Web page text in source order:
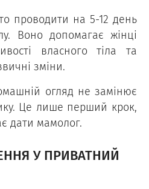
проводити на 5-12 день
Воно допомагає жінці
власного тіла та
зміни.
огляд не замінює
Це лише перший крок,
дати мамолог.
У ПРИВАТНИЙ